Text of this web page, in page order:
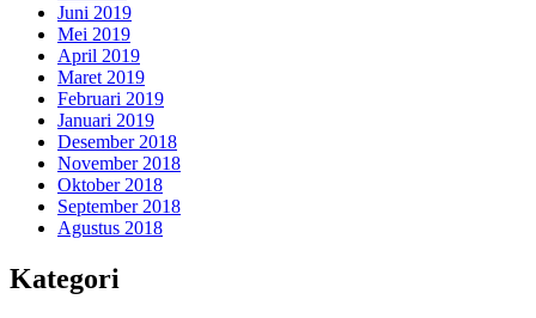
Juni 2019
Mei 2019
April 2019
Maret 2019
Februari 2019
Januari 2019
Desember 2018
November 2018
Oktober 2018
September 2018
Agustus 2018
Kategori